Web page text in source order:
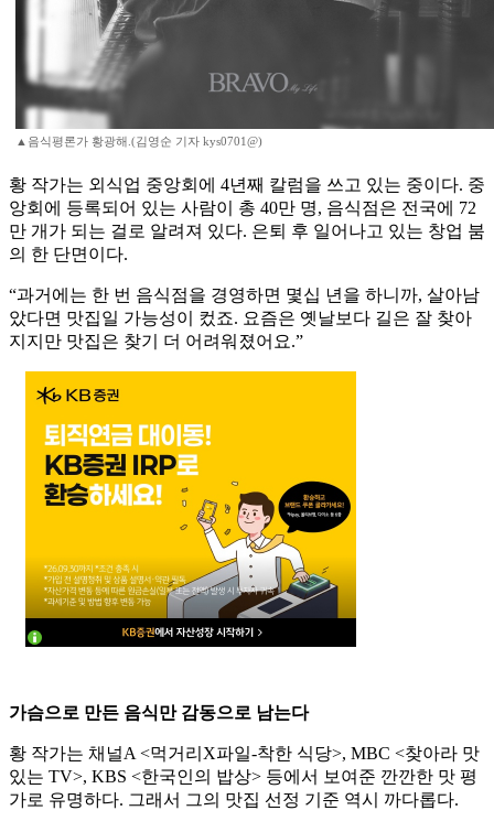
▲음식평론가 황광해.(김영순 기자 kys0701@)
황 작가는 외식업 중앙회에 4년째 칼럼을 쓰고 있는 중이다. 중
앙회에 등록되어 있는 사람이 총 40만 명, 음식점은 전국에 72
만 개가 되는 걸로 알려져 있다. 은퇴 후 일어나고 있는 창업 붐
의 한 단면이다.
“과거에는 한 번 음식점을 경영하면 몇십 년을 하니까, 살아남
았다면 맛집일 가능성이 컸죠. 요즘은 옛날보다 길은 잘 찾아
지지만 맛집은 찾기 더 어려워졌어요.”
가슴으로 만든 음식만 감동으로 남는다
황 작가는 채널A <먹거리X파일-착한 식당>, MBC <찾아라 맛
있는 TV>, KBS <한국인의 밥상> 등에서 보여준 깐깐한 맛 평
가로 유명하다. 그래서 그의 맛집 선정 기준 역시 까다롭다.